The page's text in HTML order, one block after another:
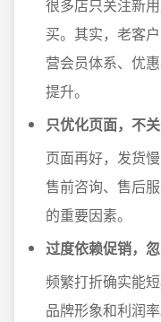
很多店只关注新
买。其实，老客
营会员体系、优
提升。
只优化页面，不
页面再好，发货
售前咨询、售后
的重要因素。
过度依赖促销，
频繁打折确实能
品牌形象和利润